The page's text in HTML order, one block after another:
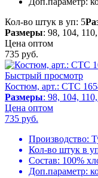
Кол-во штук в уп: 5
Размеры: 98, 104,
Цена оптом
735 руб.
Быстрый просмотр
Костюм, арт.: CTC
Размеры: 98, 104,
Цена оптом
735 руб.
Производство:
Кол-во штук в
Состав: 100%
Доп.параметр: